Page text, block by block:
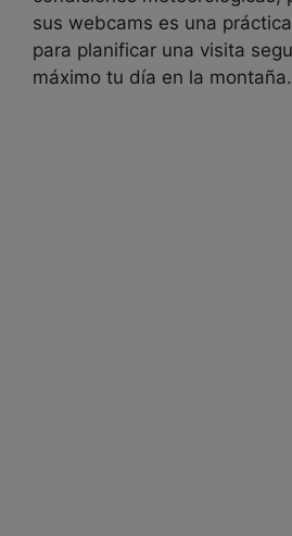
sus webcams es una
para planificar una visita
máximo tu día en la montaña.